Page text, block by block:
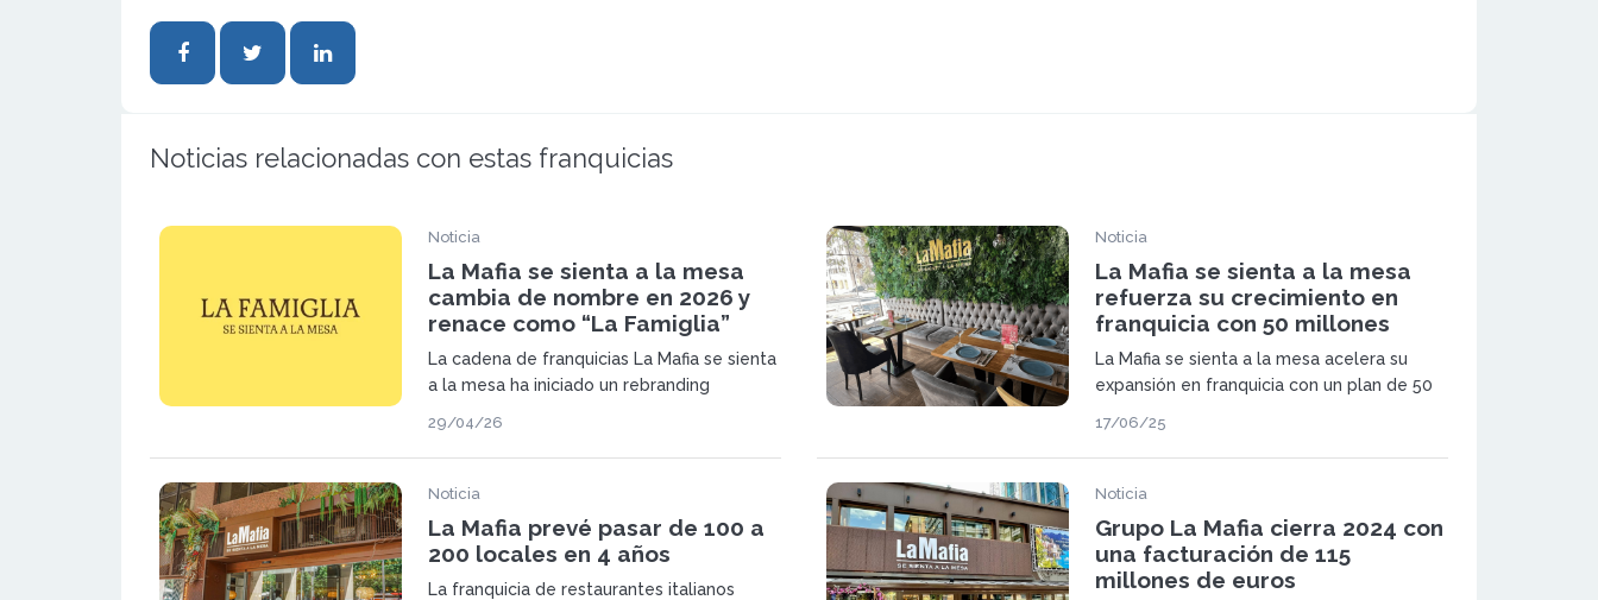
Noticias relacionadas con estas franquicias
Noticia
La Mafia se sienta a la mesa
cambia de nombre en 2026 y
renace como “La Famiglia”
La cadena de franquicias La Mafia se sienta
a la mesa ha iniciado un rebranding
pasará a llamarse La Famiglia se sienta a la
mesa.
29/04/26
Noticia
La Mafia se sienta a la mesa
refuerza su crecimiento en
franquicia con 50 millones
La Mafia se sienta a la mesa acelera su
expansión en franquicia con un plan de 50
y empleo hasta 2028
17/06/25
Noticia
La Mafia prevé pasar de 100 a
200 locales en 4 años
La franquicia de restaurantes italianos
Noticia
Grupo La Mafia cierra 2024 con
una facturación de 115
millones de euros